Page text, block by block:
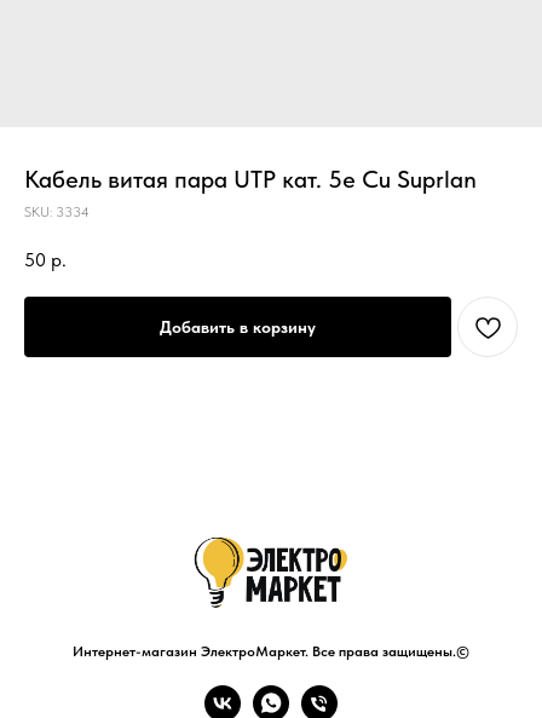
Кабель витая пара UTP кат. 5е Cu Suprlan
SKU: 3334
50 р.
Добавить в корзину
Интернет-магазин ЭлектроМаркет. Все права защищены.©